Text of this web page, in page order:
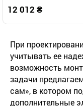
12 012 ₴
При
учитывать ее
возможность
задачи
сам», в котором
дополнительные